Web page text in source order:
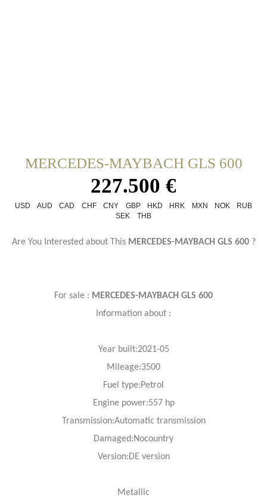
MERCEDES-MAYBACH GLS 600
227.500 €
USD AUD CAD CHF CNY GBP HKD HRK MXN NOK
RUB
SEK
THB
Are You Interested about This MERCEDES-MAYBACH GLS 600?
For sale : MERCEDES-MAYBACH GLS 600
Information about :
Year built:2021-05
Mileage:3500
Fuel type:Petrol
Engine power:557 hp
Transmission:Automatic transmission
Damaged:Nocountry
Version:DE version
Metallic